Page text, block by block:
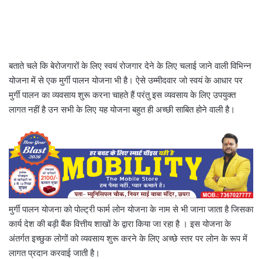
बताते चले कि बेरोजगारों के लिए स्वयं रोजगार देने के लिए चलाई जाने वाली विभिन्न
योजना में से एक मुर्गी पालन योजना भी है। ऐसे उम्मीदवार जो स्वयं के आधार पर
मुर्गी पालन का व्यवसाय शुरू करना चाहते हैं परंतु इस व्यवसाय के लिए उपयुक्त
लागत नहीं है उन सभी के लिए यह योजना बहुत ही अच्छी साबित होने वाली है।
मुर्गी पालन योजना को पोल्ट्री फार्म लोन योजना के नाम से भी जाना जाता है जिसका
कार्य देश की बड़ी बैंक वित्तीय शाखों के द्वारा किया जा रहा है । इस योजना के
अंतर्गत इच्छुक लोगों को व्यवसाय शुरू करने के लिए अच्छे स्तर पर लोन के रूप में
लागत प्रदान करवाई जाती है।